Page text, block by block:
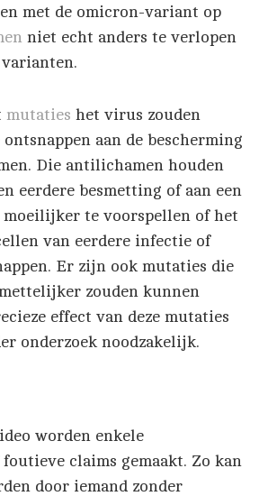
met de omicron-variant op
niet echt anders te verlopen
mutaties het virus zouden
aan de bescherming
Die antilichamen houden
eerdere besmetting of aan een
te voorspellen of het
van eerdere infectie of
Er zijn ook mutaties die
zouden kunnen
effect van deze mutaties
onderzoek noodzakelijk.
worden enkele
claims gemaakt. Zo kan
door iemand zonder